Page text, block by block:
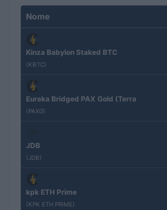
Nome
Kinza Babylon Staked BTC
(KBTC)
Eureka Bridged PAX Gold (Terra
(PAXG)
JDB
(JDB)
kpk ETH Prime
(KPK ETH PRIME)